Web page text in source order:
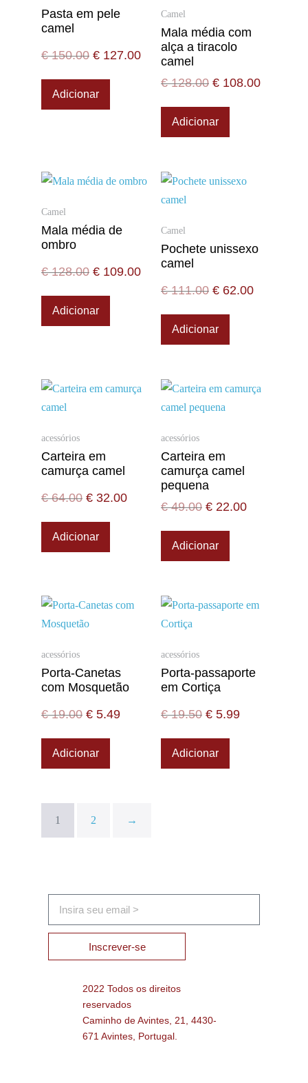
Pasta em pele
camel
€150.00 € 127.00
Adicionar
Camel
Mala média com
alça a tiracolo
camel
€128.00 € 108.00
Adicionar
Camel
Mala média de
ombro
€128.00 € 109.00
Adicionar
Camel
Pochete unissexo
camel
€111.00 € 62.00
Adicionar
acessórios
Carteira em
camurça camel
€64.00 € 32.00
Adicionar
acessórios
Carteira em
camurça camel
pequena
€49.00 € 22.00
Adicionar
acessórios
Porta-Canetas
com Mosquetão
€19.00 € 5.49
Adicionar
acessórios
Porta-passaporte
em Cortiça
€19.50 € 5.99
Adicionar
1 2 →
Inscrever-se
2022 Todos os direitos
reservados
Caminho de Avintes, 21, 4430-
671 Avintes, Portugal.